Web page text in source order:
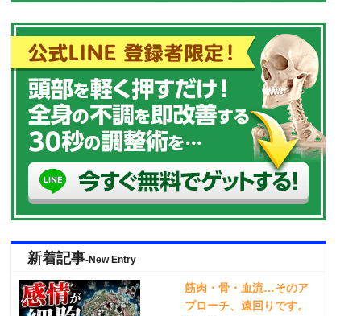
新着記事-New Entry
筋肉・骨・血流…そのア
プローチ、遠回りです。